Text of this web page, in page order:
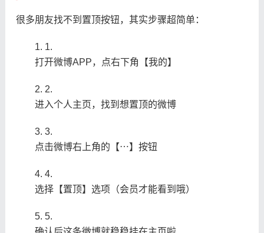
很多朋友找不到置顶按钮，其实步骤超简单：
1.
打开微博APP，点右下角【我的】
2.
进入个人主页，找到想置顶的微博
3.
点击微博右上角的【⋯】按钮
4.
选择【置顶】选项（会员才能看到哦）
5.